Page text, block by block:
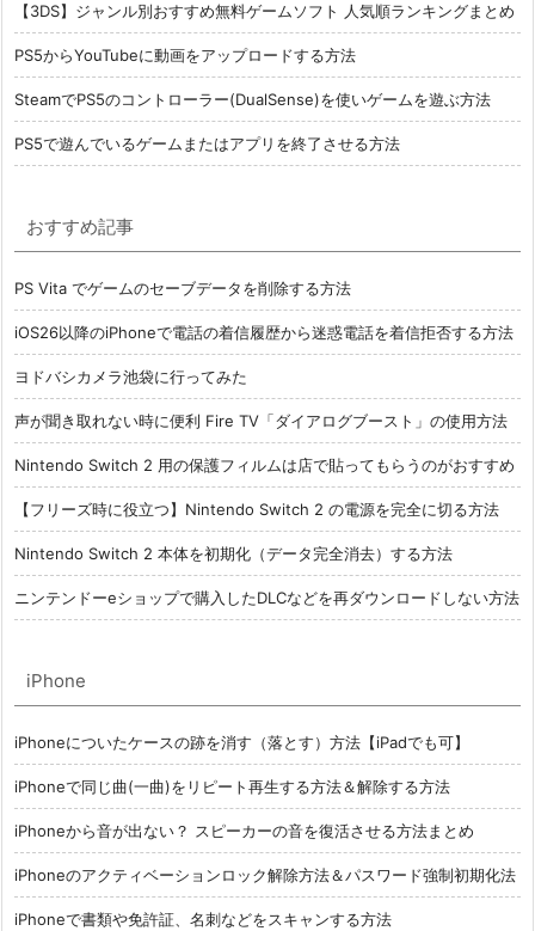
【3DS】ジャンル別おすすめ無料ゲームソフト 人気順ランキングまとめ
PS5からYouTubeに動画をアップロードする方法
SteamでPS5のコントローラー(DualSense)を使いゲームを遊ぶ方法
PS5で遊んでいるゲームまたはアプリを終了させる方法
おすすめ記事
PS Vita でゲームのセーブデータを削除する方法
iOS26以降のiPhoneで電話の着信履歴から迷惑電話を着信拒否する方法
ヨドバシカメラ池袋に行ってみた
声が聞き取れない時に便利 Fire TV「ダイアログブースト」の使用方法
Nintendo Switch 2 用の保護フィルムは店で貼ってもらうのがおすすめ
【フリーズ時に役立つ】Nintendo Switch 2 の電源を完全に切る方法
Nintendo Switch 2 本体を初期化（データ完全消去）する方法
ニンテンドーeショップで購入したDLCなどを再ダウンロードしない方法
iPhone
iPhoneについたケースの跡を消す（落とす）方法【iPadでも可】
iPhoneで同じ曲(一曲)をリピート再生する方法＆解除する方法
iPhoneから音が出ない？ スピーカーの音を復活させる方法まとめ
iPhoneのアクティベーションロック解除方法＆パスワード強制初期化法
iPhoneで書類や免許証、名刺などをスキャンする方法